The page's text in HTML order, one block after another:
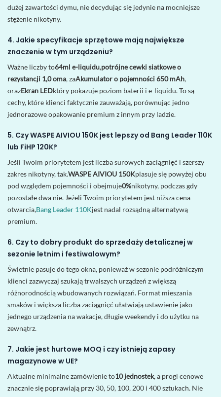
dużej zawartości dymu, nie decydując się jedynie na mocniejsze
stężenie nikotyny.
4. Jakie specyfikacje sprzętowe mają największe
znaczenie w tym urządzeniu?
Ważne liczby to64ml e-liquidu,potrójne cewki siatkowe o
rezystancji 1,0 oma, zaAkumulator o pojemności 650 mAh,
orazEkran LEDktóry pokazuje poziom baterii i e-liquidu. To są
cechy, które klienci faktycznie zauważają, porównując jedno
jednorazowe opakowanie premium z innym przy ladzie.
5. Czy WASPE AIVIOU 150K jest lepszy od Bang Leader 110K
lub FiHP 120K?
Jeśli Twoim priorytetem jest liczba surowych zaciągnięć i szerszy
zakres nikotyny, tak.WASPE AIVIOU 150Kplasuje się powyżej obu
pod względem pojemności i obejmuje0%nikotyny, podczas gdy
pozostałe dwa nie. Jeżeli Twoim priorytetem jest niższa cena
otwarcia,Bang Leader 110Kjest nadal rozsądną alternatywą
premium.
6. Czy to dobry produkt do sprzedaży detalicznej w
sezonie letnim i festiwalowym?
Świetnie pasuje do tego okna, ponieważ w sezonie podróżniczym
klienci zazwyczaj szukają trwalszych urządzeń z większą
różnorodnością wbudowanych rozwiązań. Format mieszania
smaków i większa liczba zaciągnięć ułatwiają ustawienie jako
jednego urządzenia na wakacje, długie weekendy i do użytku na
zewnątrz.
7. Jakie jest hurtowe MOQ i czy istnieją zapasy
magazynowe w UE?
Aktualne minimalne zamówienie to10 jednostek, a progi cenowe
znacznie się poprawiają przy 30, 50, 100, 200 i 400 sztukach. Nie